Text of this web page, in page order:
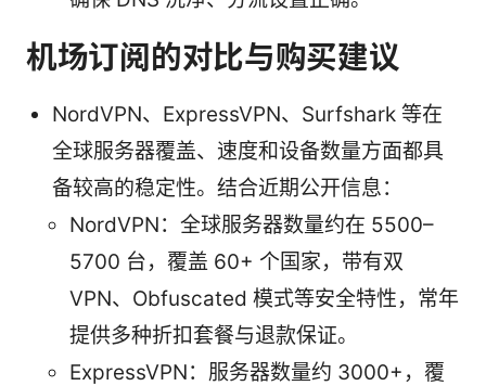
机场订阅的对比与购买建议
NordVPN、ExpressVPN、Surfshark 等在
全球服务器覆盖、速度和设备数量方面都具
备较高的稳定性。结合近期公开信息：
NordVPN：全球服务器数量约在 5500–
5700 台，覆盖 60+ 个国家，带有双
VPN、Obfuscated 模式等安全特性，常年
提供多种折扣套餐与退款保证。
ExpressVPN：服务器数量约 3000+，覆